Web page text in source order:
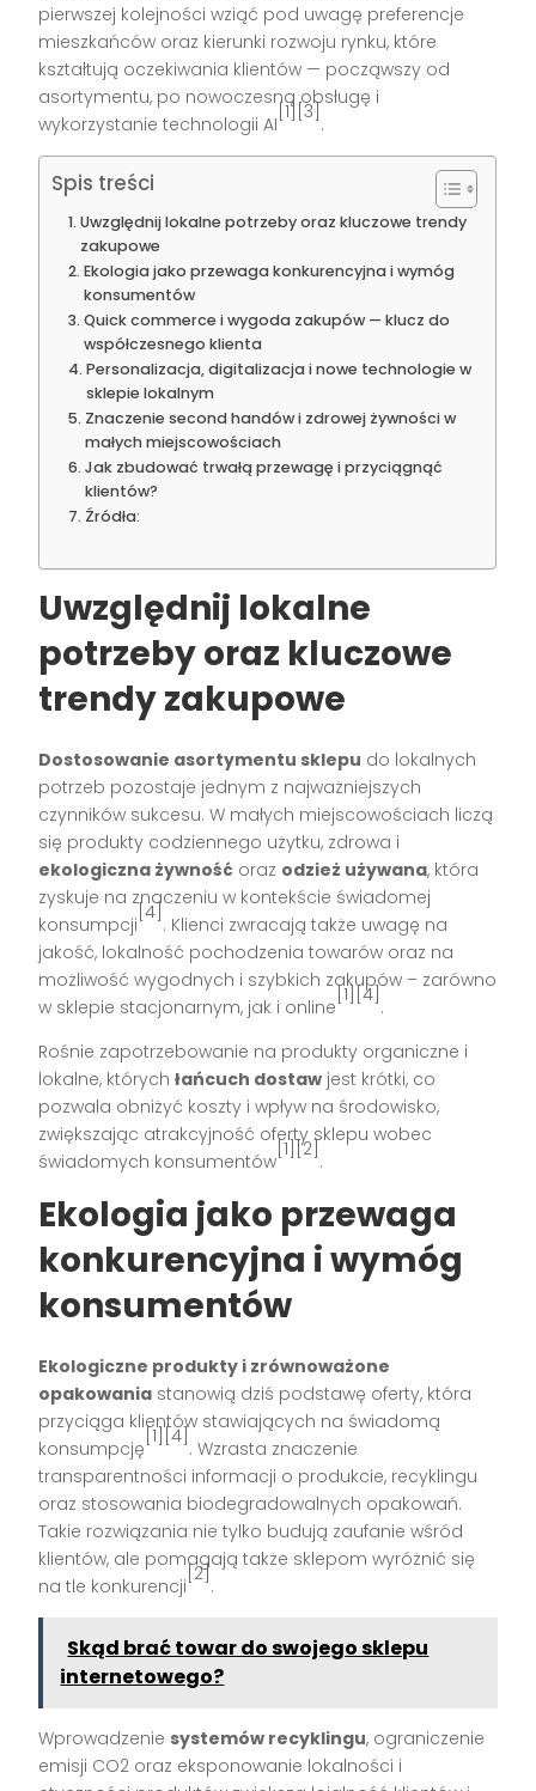
pierwszej kolejności wziąć pod uwagę preferencje
mieszkańców oraz kierunki rozwoju rynku, które
kształtują oczekiwania klientów — począwszy od
asortymentu, po nowoczesną obsługę i
wykorzystanie technologii AI
[1][3]
.
Spis treści
Uwzględnij lokalne potrzeby oraz kluczowe trendy
zakupowe
Ekologia jako przewaga konkurencyjna i wymóg
konsumentów
Quick commerce i wygoda zakupów — klucz do
współczesnego klienta
Personalizacja, digitalizacja i nowe technologie w
sklepie lokalnym
Znaczenie second handów i zdrowej żywności w
małych miejscowościach
Jak zbudować trwałą przewagę i przyciągnąć
klientów?
Źródła:
Uwzględnij lokalne
potrzeby oraz kluczowe
trendy zakupowe
Dostosowanie asortymentu sklepu do lokalnych
potrzeb pozostaje jednym z najważniejszych
czynników sukcesu. W małych miejscowościach liczą
się produkty codziennego użytku, zdrowa i
ekologiczna żywność oraz odzież używana, która
zyskuje na znaczeniu w kontekście świadomej
konsumpcji
[4]
. Klienci zwracają także uwagę na
jakość, lokalność pochodzenia towarów oraz na
możliwość wygodnych i szybkich zakupów – zarówno
w sklepie stacjonarnym, jak i online
[1][4]
.
Rośnie zapotrzebowanie na produkty organiczne i
lokalne, którychłańcuch dostaw jest krótki, co
pozwala obniżyć koszty i wpływ na środowisko,
zwiększając atrakcyjność oferty sklepu wobec
świadomych konsumentów
[1][2]
.
Ekologia jako przewaga
konkurencyjna i wymóg
konsumentów
Ekologiczne produkty i zrównoważone
opakowania stanowią dziś podstawę oferty, która
przyciąga klientów stawiających na świadomą
konsumpcję
[1][4]
. Wzrasta znaczenie
transparentności informacji o produkcie, recyklingu
oraz stosowania biodegradowalnych opakowań.
Takie rozwiązania nie tylko budują zaufanie wśród
klientów, ale pomagają także sklepom wyróżnić się
na tle konkurencji
[2]
.
Skąd brać towar do swojego sklepu
internetowego?
Wprowadzenie systemów recyklingu, ograniczenie
emisji CO2 oraz eksponowanie lokalności i